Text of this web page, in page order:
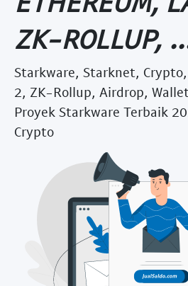
ZK-ROLLUP,
Starkware, Starknet,
2, ZK-Rollup, Airdrop,
Proyek Starkware Terbaik
Crypto